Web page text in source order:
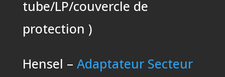
tube/LP/couvercle de
protection )
Hensel – Adaptateur Secteur